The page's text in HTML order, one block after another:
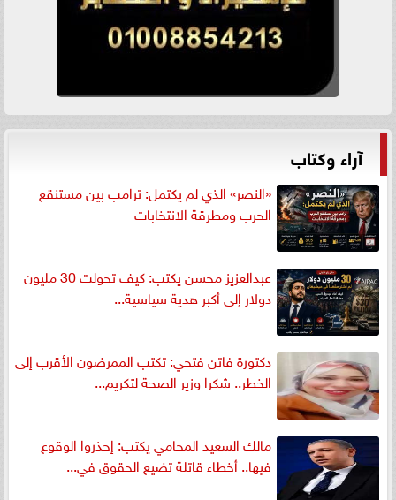
آراء وكتاب
«النصر» الذي لم يكتمل: ترامب بين مستنقع
الحرب ومطرقة الانتخابات
عبدالعزيز محسن يكتب: كيف تحولت 30 مليون
دولار إلى أكبر هدية سياسية...
دكتورة فاتن فتحي: تكتب الممرضون الأقرب إلى
الخطر.. شكرا وزير الصحة لتكريم...
مالك السعيد المحامي يكتب: إحذروا الوقوع
فيها.. أخطاء قاتلة تضيع الحقوق في...